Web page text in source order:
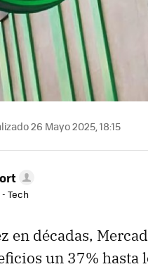
26 Mayo 2025, 18:15
Tech
en décadas,
un 37% hasta